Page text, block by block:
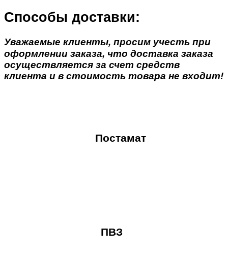
Способы доставки:
Уважаемые клиенты, просим учесть при
оформлении заказа, что доставка заказа
осуществляется за счет средств
клиента и в стоимость товара не входит!
Постамат
ПВЗ